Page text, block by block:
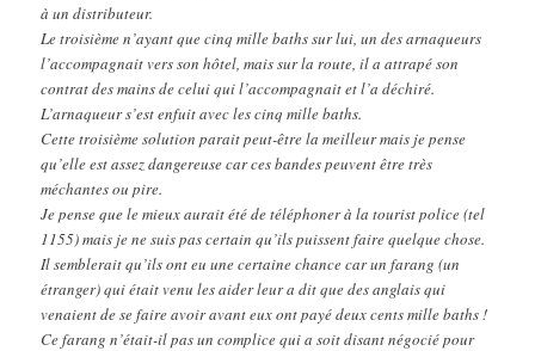
à un distributeur.
Le troisième n’ayant que cinq mille baths sur lui, un des arnaqueurs
l’accompagnait vers son hôtel, mais sur la route, il a attrapé son
contrat des mains de celui qui l’accompagnait et l’a déchiré.
L’arnaqueur s’est enfuit avec les cinq mille baths.
Cette troisième solution parait peut-être la meilleur mais je pense
qu’elle est assez dangereuse car ces bandes peuvent être très
méchantes ou pire.
Je pense que le mieux aurait été de téléphoner à la tourist police (tel
1155) mais je ne suis pas certain qu’ils puissent faire quelque chose.
Il semblerait qu’ils ont eu une certaine chance car un farang (un
étranger) qui était venu les aider leur a dit que des anglais qui
venaient de se faire avoir avant eux ont payé deux cents mille baths !
Ce farang n’était-il pas un complice qui a soit disant négocié pour